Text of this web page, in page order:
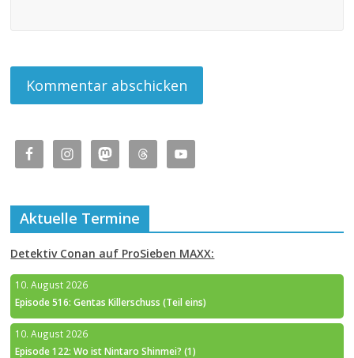
Aktuelle Termine
Detektiv Conan auf ProSieben MAXX:
10. August 2026
Episode 516: Gentas Killerschuss (Teil eins)
10. August 2026
Episode 122: Wo ist Nintaro Shinmei? (1)